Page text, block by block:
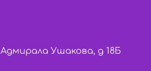
Ушакова, д 18Б